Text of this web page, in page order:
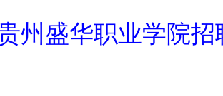
州盛华职业学院